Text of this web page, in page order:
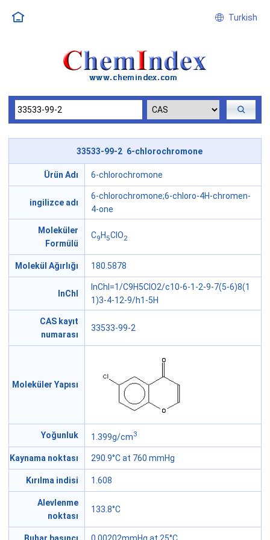
Turkish
33533-99-2 6-chlorochromone
Ürün Adı 6-chlorochromone
ingilizce adı
6-chlorochromone;6-chloro-4H-chromen-
4-one
Moleküler
Formülü
C9 H 5ClO2
Molekül Ağırlığı 180.5878
InChI
InChI=1/C9H5ClO2/c10-6-1-2-9-7(5-6)8(1
1)3-4-12-9/h1-5H
CAS kayıt
numarası
33533-99-2
Moleküler Yapısı
Yoğunluk 1.399g/cm3
Kaynama noktası 290.9°C at 760 mmHg
Kırılma indisi 1.608
Alevlenme
noktası
133.8°C